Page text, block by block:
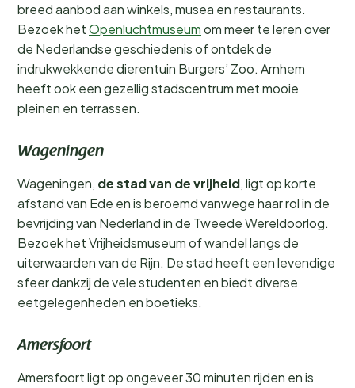
breed aanbod aan winkels, musea en restaurants.
Bezoek hetOpenluchtmuseumom meer te leren over
de Nederlandse geschiedenis of ontdek de
indrukwekkende dierentuin Burgers’ Zoo. Arnhem
heeft ook een gezellig stadscentrum met mooie
pleinen en terrassen.
Wageningen
Wageningen, de stad van de vrijheid, ligt op korte
afstand van Ede en is beroemd vanwege haar rol in de
bevrijding van Nederland in de Tweede Wereldoorlog.
Bezoek het Vrijheidsmuseum of wandel langs de
uiterwaarden van de Rijn. De stad heeft een levendige
sfeer dankzij de vele studenten en biedt diverse
eetgelegenheden en boetieks.
Amersfoort
Amersfoort ligt op ongeveer 30 minuten rijden en is